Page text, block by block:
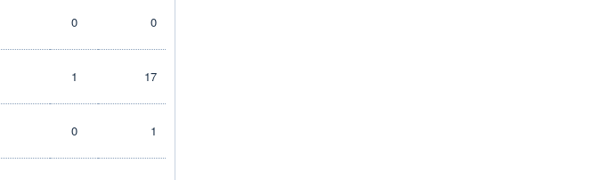
0 0
1 17
0 1